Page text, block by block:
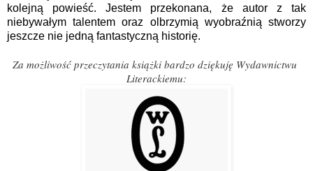
kolejną powieść. Jestem przekonana, że autor z tak
niebywałym talentem oraz olbrzymią wyobraźnią stworzy
jeszcze nie jedną fantastyczną historię.
Za możliwość przeczytania książki bardzo dziękuję Wydawnictwu
Literackiemu: